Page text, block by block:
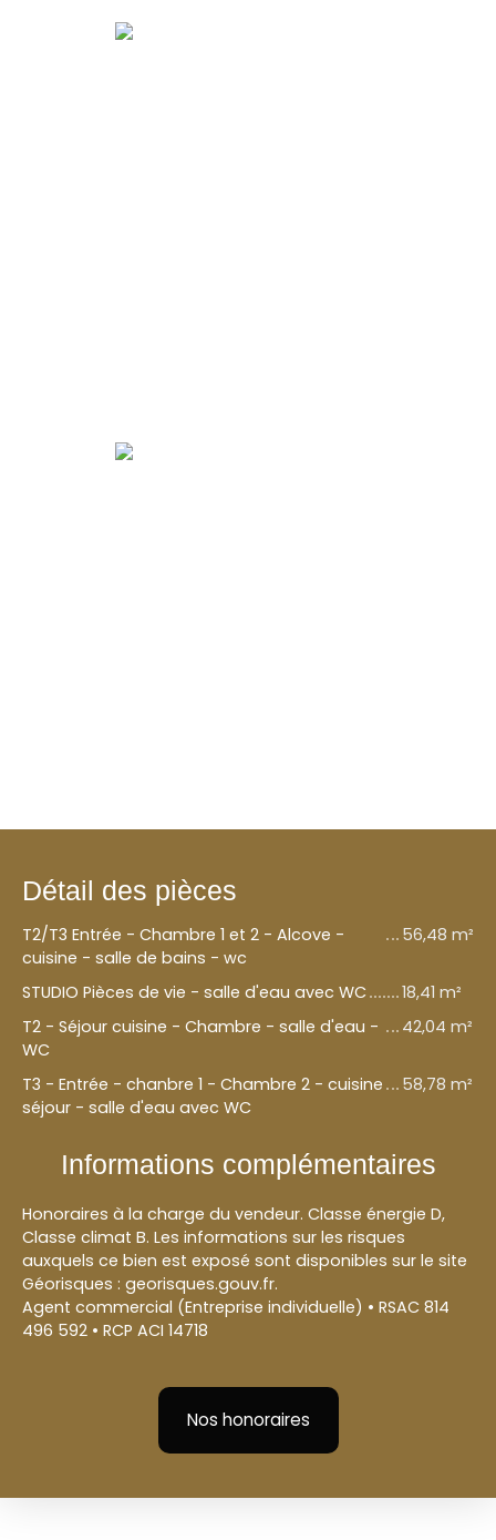
Détail des pièces
T2/T3 Entrée - Chambre 1 et 2 - Alcove -
cuisine - salle de bains - wc
56,48 m²
STUDIO Pièces de vie - salle d'eau avec WC
18,41 m²
T2 - Séjour cuisine - Chambre - salle d'eau -
WC
42,04 m²
T3 - Entrée - chanbre 1 - Chambre 2 - cuisine
séjour - salle d'eau avec WC
58,78 m²
Informations complémentaires
Honoraires à la charge du vendeur. Classe énergie D,
Classe climat B. Les informations sur les risques
auxquels ce bien est exposé sont disponibles sur le site
Géorisques : georisques.gouv.fr.
Agent commercial (Entreprise individuelle) • RSAC 814
496 592 • RCP ACI 14718
Nos honoraires